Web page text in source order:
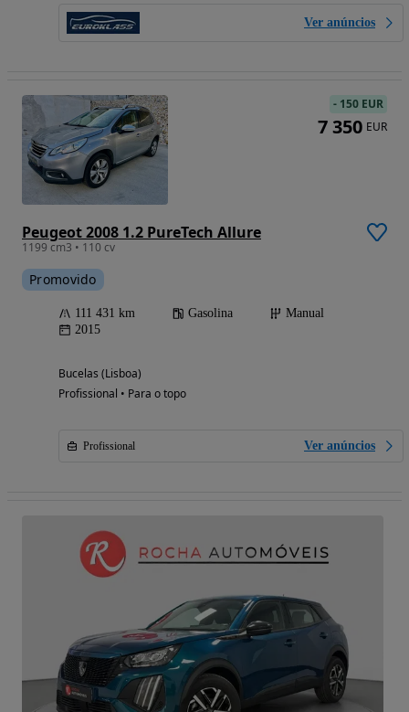
Ver anúncios
Peugeot 2008 1.2 PureTech Allure
1199 cm3 • 110 cv
Promovido
111 431 km Gasolina
Manual
2015
Bucelas (Lisboa)
Profissional • Para o topo
Profissional Ver anúncios
- 150 EUR
7 350 EUR